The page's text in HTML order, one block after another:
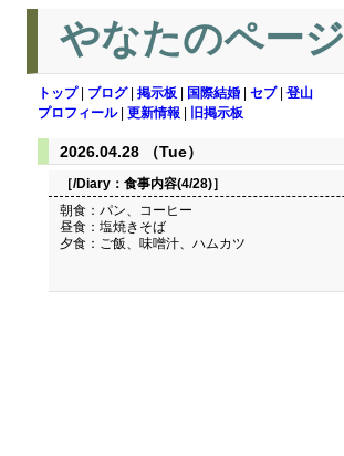
やなたのページ
トップ| ブログ| 掲示板 国際結婚 セブ| 登山
プロフィール| 更新情報 旧掲示板
2026.04.28 （Tue）
［/Diary： 食事内容(4/28)］
朝食：パン、コーヒー
昼食：塩焼きそば
夕食：ご飯、味噌汁、ハムカツ